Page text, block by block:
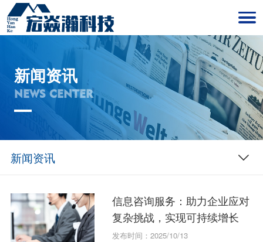
新闻资讯
NEWS CENTER
新闻资讯
信息咨询服务：助力企业应对
复杂挑战，实现可持续增长
发布时间：2025/10/13